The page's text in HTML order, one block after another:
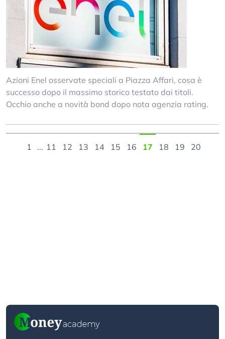
Azioni Enel osservate speciali a Piazza Affari, cosa è
successo dopo il massimo storico testato dai titoli.
Occhio anche a novità bond dopo nota agenzia rating.
1 ... 11 12 13 14 15 16 17 18 19 20